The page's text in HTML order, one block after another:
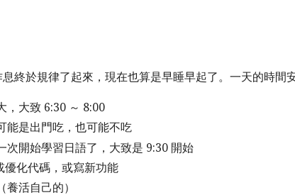
終於規律了起來，現在也算是早睡早起了。一天的時間
，大致 6:30 ～ 8:00
能是出門吃，也可能不吃
次開始學習日語了，大致是 9:30 開始
化代碼，或寫新功能
活自己的）